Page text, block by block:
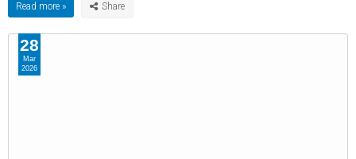
Read more »
28
Mar
2026